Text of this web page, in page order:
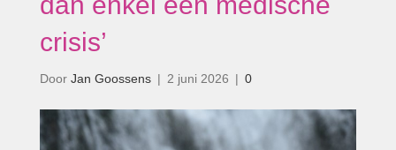
crisis’
Door Jan Goossens | 2 juni 2026 | 0